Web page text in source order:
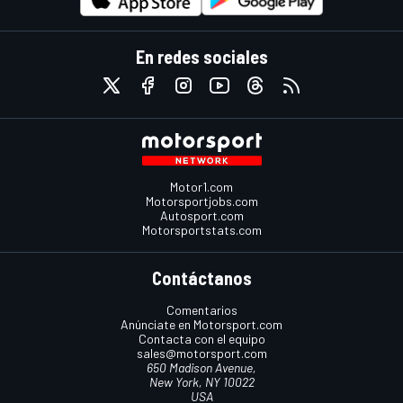
En redes sociales
Motor1.com
Motorsportjobs.com
Autosport.com
Motorsportstats.com
Contáctanos
Comentarios
Anúnciate en Motorsport.com
Contacta con el equipo
sales@motorsport.com
650 Madison Avenue,
New York, NY 10022
USA